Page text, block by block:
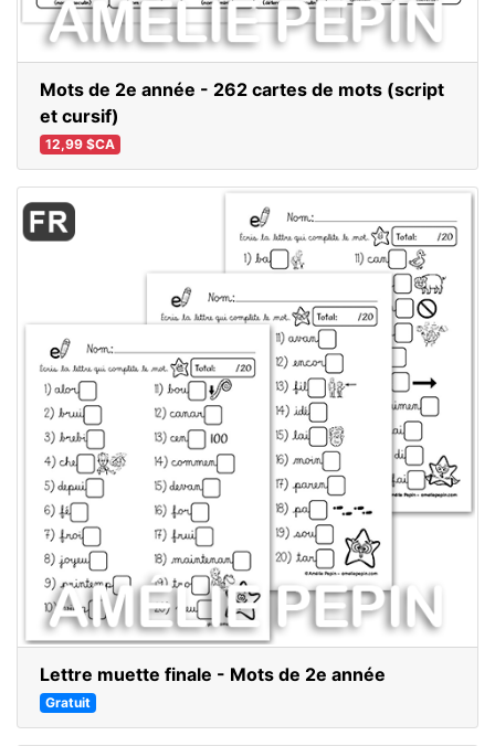
Mots de 2e année - 262 cartes de mots (script
et cursif)
12,99 $CA
Lettre muette finale - Mots de 2e année
Gratuit